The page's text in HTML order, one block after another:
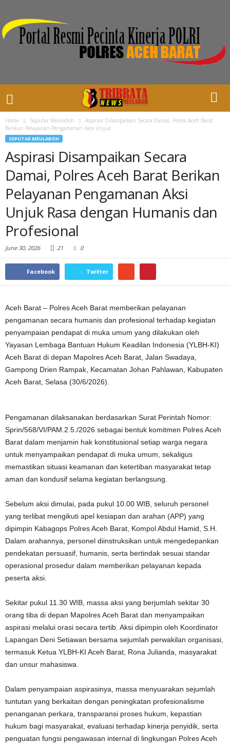
Home Seputar Meulaboh
Aspirasi Disampaikan Secara Damai, Polres Aceh Barat
Berikan Pelayanan Pengamanan Aksi Unjuk...
SEPUTAR MEULABOH
Aspirasi Disampaikan Secara
Damai, Polres Aceh Barat Berikan
Pelayanan Pengamanan Aksi
Unjuk Rasa dengan Humanis dan
Profesional
June 30, 2026 21 0
Facebook Twitter
Aceh Barat – Polres Aceh Barat memberikan pelayanan
pengamanan secara humanis dan profesional terhadap kegiatan
penyampaian pendapat di muka umum yang dilakukan oleh
Yayasan Lembaga Bantuan Hukum Keadilan Indonesia (YLBH-KI)
Aceh Barat di depan Mapolres Aceh Barat, Jalan Swadaya,
Gampong Drien Rampak, Kecamatan Johan Pahlawan, Kabupaten
Aceh Barat, Selasa (30/6/2026).
Pengamanan dilaksanakan berdasarkan Surat Perintah Nomor:
Sprin/568/VI/PAM.2.5./2026 sebagai bentuk komitmen Polres Aceh
Barat dalam menjamin hak konstitusional setiap warga negara
untuk menyampaikan pendapat di muka umum, sekaligus
memastikan situasi keamanan dan ketertiban masyarakat tetap
aman dan kondusif selama kegiatan berlangsung.
Sebelum aksi dimulai, pada pukul 10.00 WIB, seluruh personel
yang terlibat mengikuti apel kesiapan dan arahan (APP) yang
dipimpin Kabagops Polres Aceh Barat, Kompol Abdul Hamid, S.H.
Dalam arahannya, personel diinstruksikan untuk mengedepankan
pendekatan persuasif, humanis, serta bertindak sesuai standar
operasional prosedur dalam memberikan pelayanan kepada
peserta aksi.
Sekitar pukul 11.30 WIB, massa aksi yang berjumlah sekitar 30
orang tiba di depan Mapolres Aceh Barat dan menyampaikan
aspirasi melalui orasi secara tertib. Aksi dipimpin oleh Koordinator
Lapangan Deni Setiawan bersama sejumlah perwakilan organisasi,
termasuk Ketua YLBH-KI Aceh Barat, Rona Julianda, masyarakat
dan unsur mahasiswa.
Dalam penyampaian aspirasinya, massa menyuarakan sejumlah
tuntutan yang berkaitan dengan peningkatan profesionalisme
penanganan perkara, transparansi proses hukum, kepastian
hukum bagi masyarakat, evaluasi terhadap kinerja penyidik, serta
penguatan fungsi pengawasan internal di lingkungan Polres Aceh